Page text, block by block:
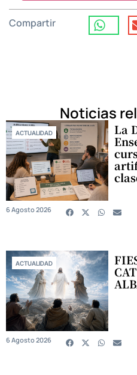
Compartir
Noticias
ACTUALIDAD La
6 Agosto 2026
ACTUALIDAD
6 Agosto 2026